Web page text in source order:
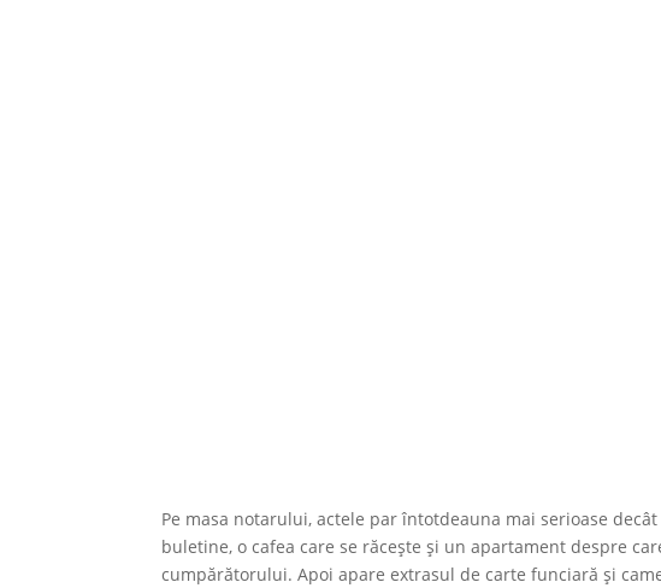
Pe masa notarului, actele par întotdeauna mai serioase
buletine, o cafea care se răcește și un apartament despre
cumpărătorului. Apoi apare extrasul de carte funciară și